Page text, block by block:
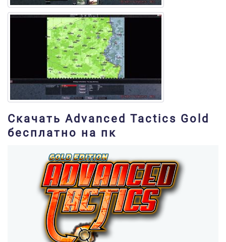
Скачать Advanced Tactics Gold
бесплатно на пк